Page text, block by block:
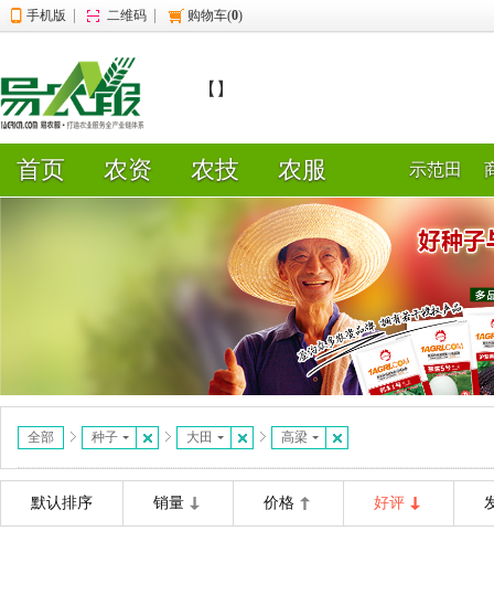
手机版 二维码 购物车(0)
【】
首页 农资 农技 农服 示范田
全部 种子 大田 高梁
默认排序 销量 价格 好评